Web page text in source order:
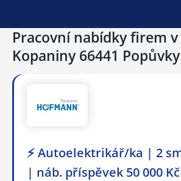
Pracovní nabídky firem
Kopaniny 66441 Popůvky
⚡ Autoelektrikář/ka | 2
| náb. příspěvek 50 000 Kč